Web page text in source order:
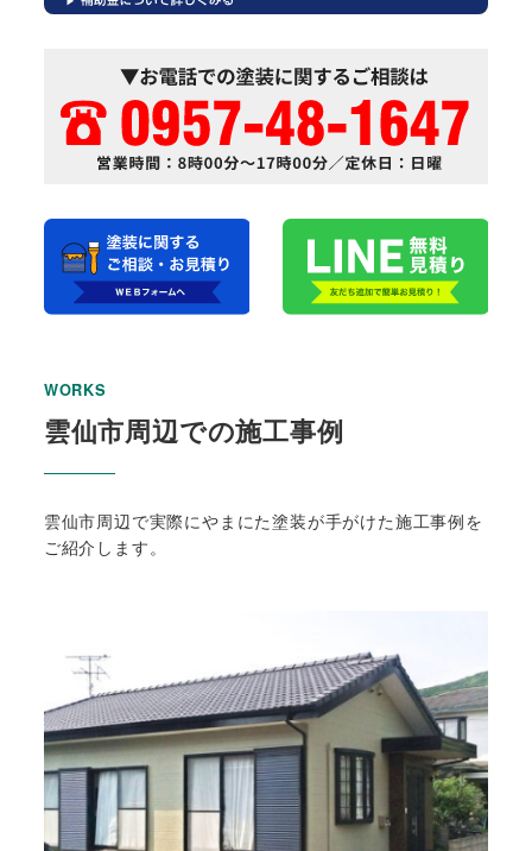
WORKS
雲仙市周辺での施工事例
雲仙市周辺で実際にやまにた塗装が手がけた施工事例を
ご紹介します。